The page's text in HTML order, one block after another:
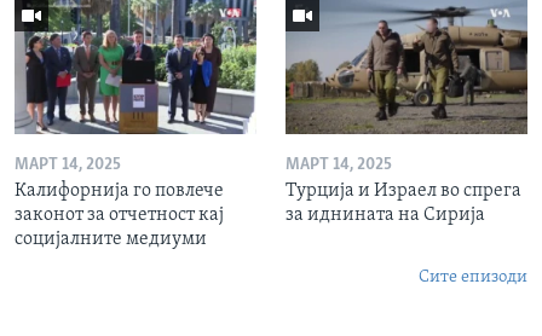
МАРТ 14, 2025
Калифорнија го повлече
законот за отчетност кај
социјалните медиуми
МАРТ 14, 2025
Турција и Израел во спрега
за иднината на Сирија
Сите епизоди